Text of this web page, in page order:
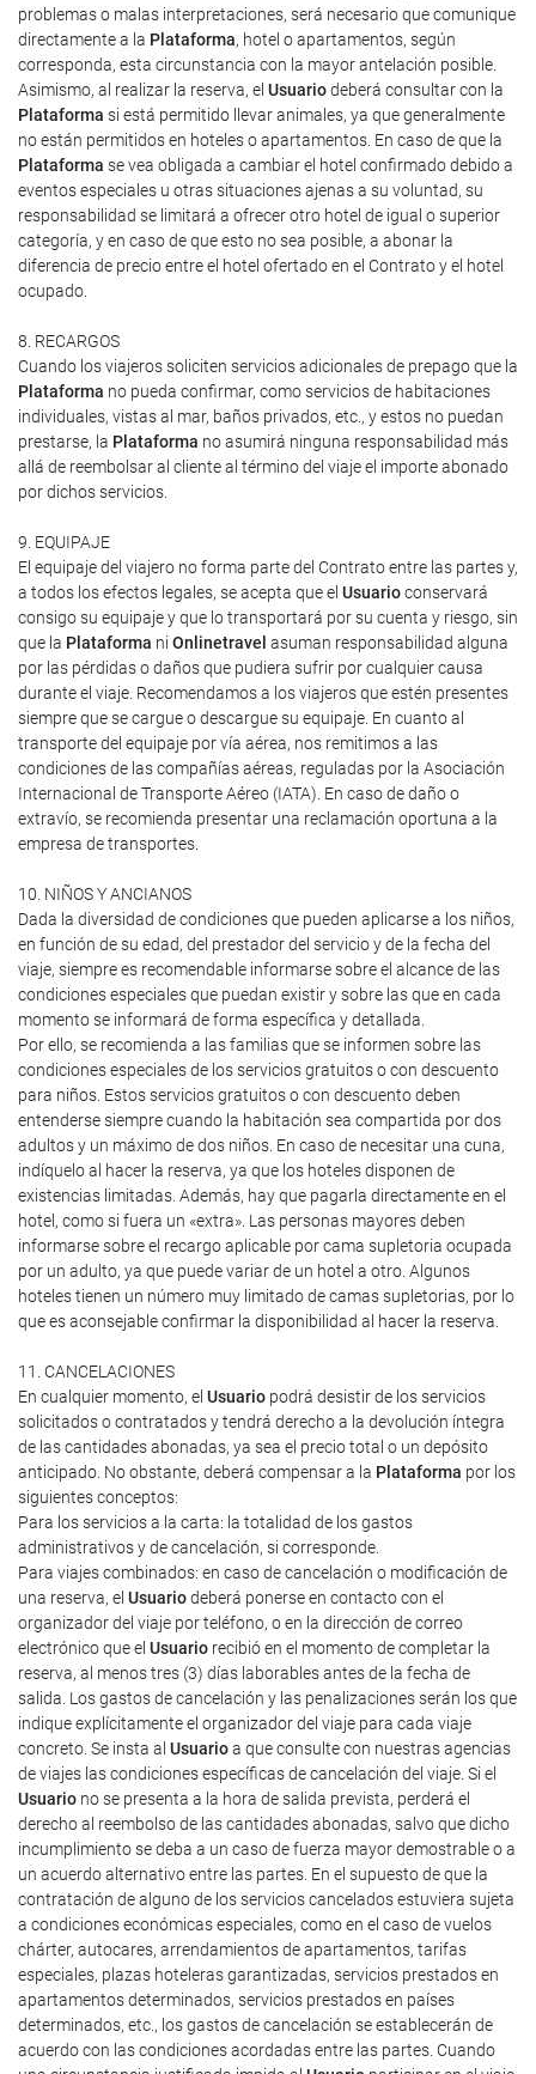
problemas o malas interpretaciones, será necesario que comunique
directamente a la Plataforma, hotel o apartamentos, según
corresponda, esta circunstancia con la mayor antelación posible.
Asimismo, al realizar la reserva, el Usuariodeberá consultar con la
Plataforma si está permitido llevar animales, ya que generalmente
no están permitidos en hoteles o apartamentos. En caso de que la
Plataforma se vea obligada a cambiar el hotel confirmado debido a
eventos especiales u otras situaciones ajenas a su voluntad, su
responsabilidad se limitará a ofrecer otro hotel de igual o superior
categoría, y en caso de que esto no sea posible, a abonar la
diferencia de precio entre el hotel ofertado en el Contrato y el hotel
ocupado.
8. RECARGOS
Cuando los viajeros soliciten servicios adicionales de prepago que la
Plataforma no pueda confirmar, como servicios de habitaciones
individuales, vistas al mar, baños privados, etc., y estos no puedan
prestarse, la Plataforma no asumirá ninguna responsabilidad más
allá de reembolsar al cliente al término del viaje el importe abonado
por dichos servicios.
9. EQUIPAJE
El equipaje del viajero no forma parte del Contrato entre las partes y,
a todos los efectos legales, se acepta que el Usuarioconservará
consigo su equipaje y que lo transportará por su cuenta y riesgo, sin
que la Plataforma ni Onlinetravel asuman responsabilidad alguna
por las pérdidas o daños que pudiera sufrir por cualquier causa
durante el viaje. Recomendamos a los viajeros que estén presentes
siempre que se cargue o descargue su equipaje. En cuanto al
transporte del equipaje por vía aérea, nos remitimos a las
condiciones de las compañías aéreas, reguladas por la Asociación
Internacional de Transporte Aéreo (IATA). En caso de daño o
extravío, se recomienda presentar una reclamación oportuna a la
empresa de transportes.
10. NIÑOS Y ANCIANOS
Dada la diversidad de condiciones que pueden aplicarse a los niños,
en función de su edad, del prestador del servicio y de la fecha del
viaje, siempre es recomendable informarse sobre el alcance de las
condiciones especiales que puedan existir y sobre las que en cada
momento se informará de forma específica y detallada.
Por ello, se recomienda a las familias que se informen sobre las
condiciones especiales de los servicios gratuitos o con descuento
para niños. Estos servicios gratuitos o con descuento deben
entenderse siempre cuando la habitación sea compartida por dos
adultos y un máximo de dos niños. En caso de necesitar una cuna,
indíquelo al hacer la reserva, ya que los hoteles disponen de
existencias limitadas. Además, hay que pagarla directamente en el
hotel, como si fuera un «extra». Las personas mayores deben
informarse sobre el recargo aplicable por cama supletoria ocupada
por un adulto, ya que puede variar de un hotel a otro. Algunos
hoteles tienen un número muy limitado de camas supletorias, por lo
que es aconsejable confirmar la disponibilidad al hacer la reserva.
11. CANCELACIONES
En cualquier momento, el Usuario podrá desistir de los servicios
solicitados o contratados y tendrá derecho a la devolución íntegra
de las cantidades abonadas, ya sea el precio total o un depósito
anticipado. No obstante, deberá compensar a la Plataforma por los
siguientes conceptos:
Para los servicios a la carta: la totalidad de los gastos
administrativos y de cancelación, si corresponde.
Para viajes combinados: en caso de cancelación o modificación de
una reserva, el Usuariodeberá ponerse en contacto con el
organizador del viaje por teléfono, o en la dirección de correo
electrónico que el Usuario recibió en el momento de completar la
reserva, al menos tres (3) días laborables antes de la fecha de
salida. Los gastos de cancelación y las penalizaciones serán los que
indique explícitamente el organizador del viaje para cada viaje
concreto. Se insta al Usuarioa que consulte con nuestras agencias
de viajes las condiciones específicas de cancelación del viaje. Si el
Usuario no se presenta a la hora de salida prevista, perderá el
derecho al reembolso de las cantidades abonadas, salvo que dicho
incumplimiento se deba a un caso de fuerza mayor demostrable o a
un acuerdo alternativo entre las partes. En el supuesto de que la
contratación de alguno de los servicios cancelados estuviera sujeta
a condiciones económicas especiales, como en el caso de vuelos
chárter, autocares, arrendamientos de apartamentos, tarifas
especiales, plazas hoteleras garantizadas, servicios prestados en
apartamentos determinados, servicios prestados en países
determinados, etc., los gastos de cancelación se establecerán de
acuerdo con las condiciones acordadas entre las partes. Cuando